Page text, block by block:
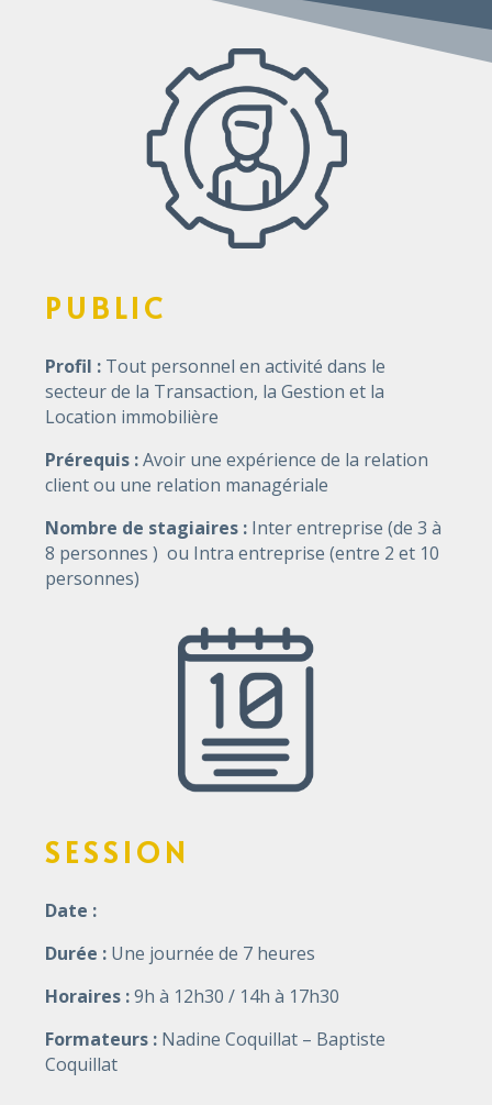
PUBLIC
Profil : Tout personnel en activité dans le
secteur de la Transaction, la Gestion et la
Location immobilière
Prérequis :Avoir une expérience de la relation
client ou une relation managériale
Nombre de stagiaires : Inter entreprise (de 3 à
8 personnes ) ou Intra entreprise (entre 2 et 10
personnes)
SESSION
Date :
Durée : Une journée de 7 heures
Horaires :9h à 12h30 / 14h à 17h30
Formateurs : Nadine Coquillat – Baptiste
Coquillat